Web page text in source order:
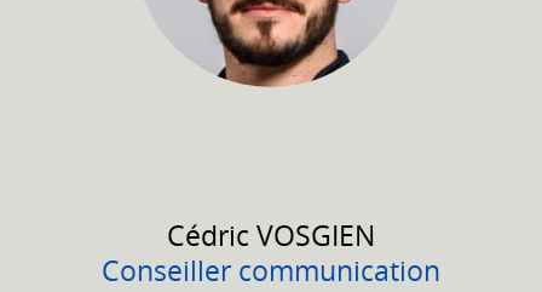
Cédric VOSGIEN
Conseiller communication